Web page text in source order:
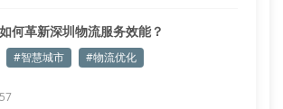
何革新深圳物流服务效能？
#智慧城市 #物流优化